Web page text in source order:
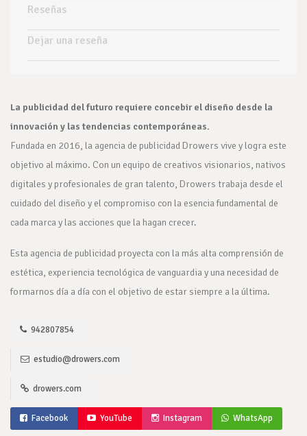
Reseñas
Dejar una reseña
La publicidad del futuro requiere concebir el diseño desde la
innovación y las tendencias contemporáneas.
Fundada en 2016, la agencia de publicidad Drowers vive y logra este
objetivo al máximo. Con un equipo de creativos visionarios, nativos
digitales y profesionales de gran talento, Drowers trabaja desde el
cuidado del diseño y el compromiso con la esencia fundamental de
cada marca y las acciones que la hagan crecer.
Esta agencia de publicidad proyecta con la más alta comprensión de
estética, experiencia tecnológica de vanguardia y una necesidad de
formarnos día a día con el objetivo de estar siempre a la última.
942807854
estudio@drowers.com
drowers.com
Facebook YouTube Instagram WhatsApp